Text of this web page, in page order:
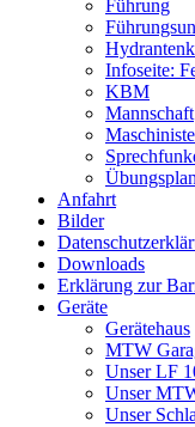
Führung
Infoseite:
KBM
Mannschaft
Übungsplan
Anfahrt
Bilder
Downloads
Erklärung zur
Geräte
Gerätehaus
MTW
Unser LF
Unser
Unser